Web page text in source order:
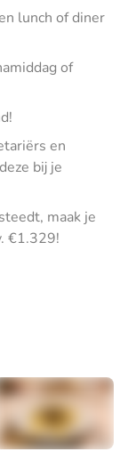
lunch of diner
of
en
bij je
maak je
€1.329!